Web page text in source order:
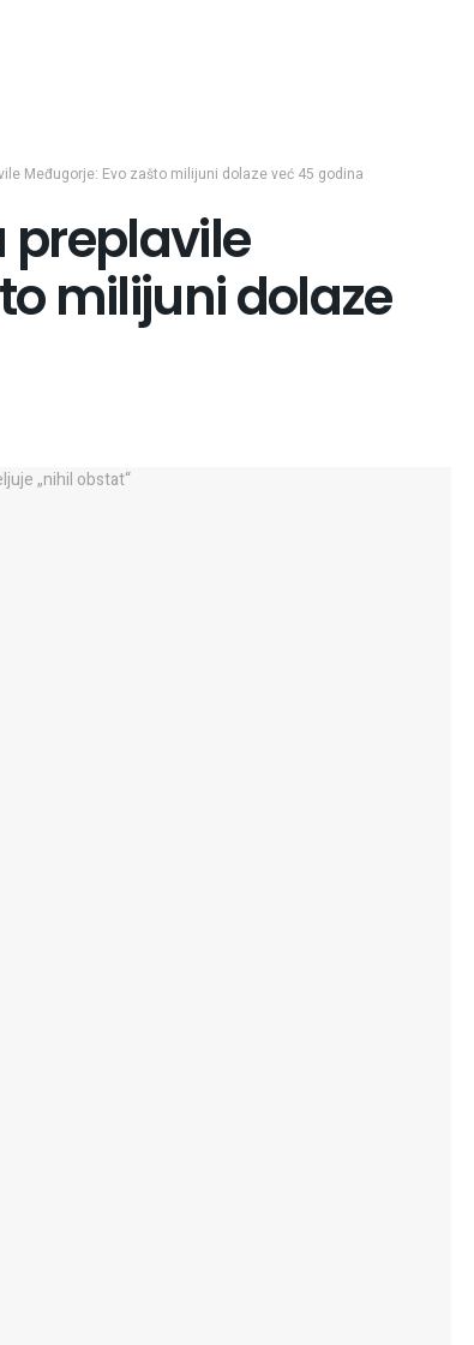
Međugorje: Evo zašto milijuni dolaze već 45 godina
preplavile
milijuni dolaze